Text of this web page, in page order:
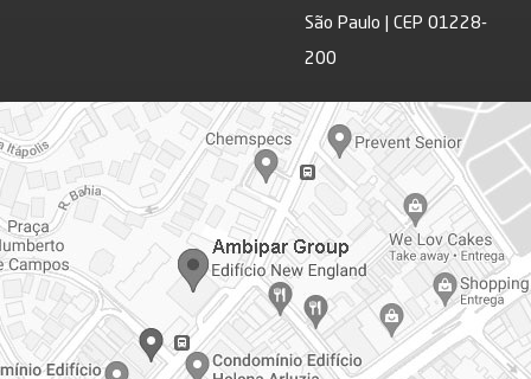
São Paulo | CEP 01228-
200